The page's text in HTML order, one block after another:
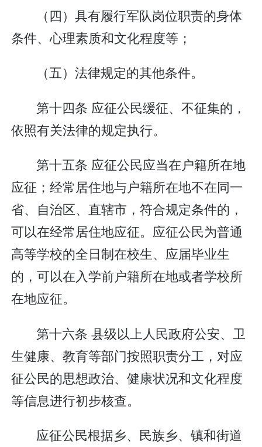
（四）具有履行军队岗位职责的身体
条件、心理素质和文化程度等；
（五）法律规定的其他条件。
第十四条 应征公民缓征、不征集的，
依照有关法律的规定执行。
第十五条 应征公民应当在户籍所在地
应征；经常居住地与户籍所在地不在同一
省、自治区、直辖市，符合规定条件的，
可以在经常居住地应征。应征公民为普通
高等学校的全日制在校生、应届毕业生
的，可以在入学前户籍所在地或者学校所
在地应征。
第十六条 县级以上人民政府公安、卫
生健康、教育等部门按照职责分工，对应
征公民的思想政治、健康状况和文化程度
等信息进行初步核查。
应征公民根据乡、民族乡、镇和街道